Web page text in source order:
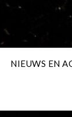
NIEUWS EN